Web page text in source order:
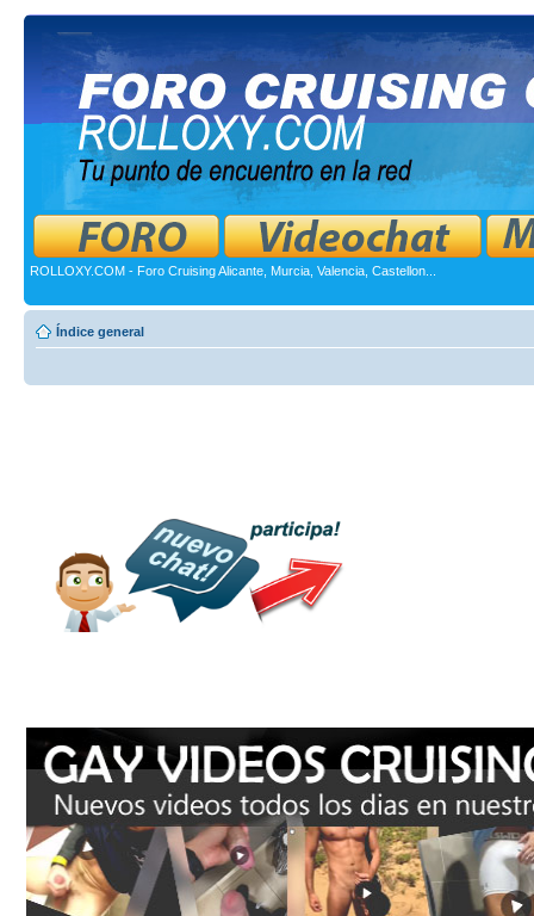
ROLLOXY.COM - Foro Cruising Alicante, Murcia, Valencia, Castellon...
Índice general